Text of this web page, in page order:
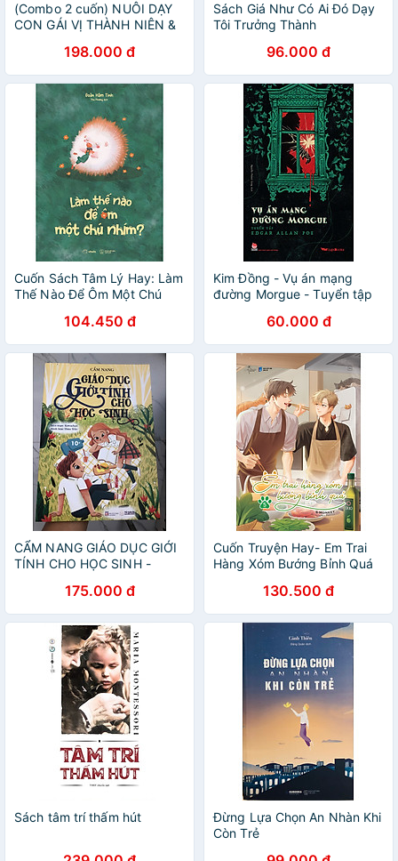
(Combo 2 cuốn) NUÔI DẠY
CON GÁI VỊ THÀNH NIÊN &
THÀNH NIÊN - Christina
Trujillo Sieren và Marissa
Garcia Soria –Thanh Mai &
Ngô Loan dịch - Thái Hà -
NXB Lao Động
198.000 đ
Sách Giá Như Có Ai Đó Dạy
Tôi Trưởng Thành
96.000 đ
Cuốn Sách Tâm Lý Hay: Làm
Thế Nào Để Ôm Một Chú
104.450 đ
Kim Đồng - Vụ án mạng
đường Morgue - Tuyển tập
Postcard)60.000 đ
CẨM NANG GIÁO DỤC GIỚI
TÍNH CHO HỌC SINH -
TOÀN BỘ)175.000 đ
Cuốn Truyện Hay- Em Trai
Hàng Xóm Bướng Bỉnh Quá
130.500 đ
Sách tâm trí thấm hút
Đừng Lựa Chọn An Nhàn Khi
Còn Trẻ